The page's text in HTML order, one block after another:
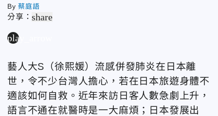
By蔡庭語
分享：share
play_arrow
藝人大S（徐熙媛）流感併發肺炎在日本離
世，令不少台灣人擔心，若在日本旅遊身體不
適該如何自救。近年來訪日客人數急劇上升，
語言不通在就醫時是一大麻煩；日本發展出